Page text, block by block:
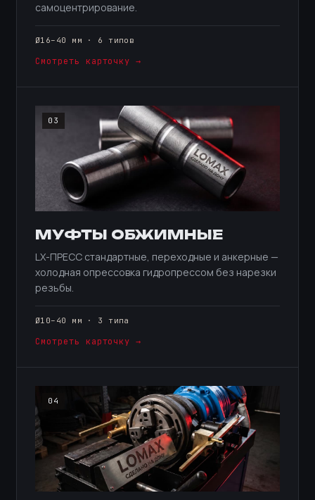
самоцентрирование.
Ø16–40 мм · 6 типов
Смотреть карточку →
03
МУФТЫ ОБЖИМНЫЕ
LX-ПРЕСС стандартные, переходные и анкерные —
холодная опрессовка гидропрессом без нарезки
резьбы.
Ø10–40 мм · 3 типа
Смотреть карточку →
04